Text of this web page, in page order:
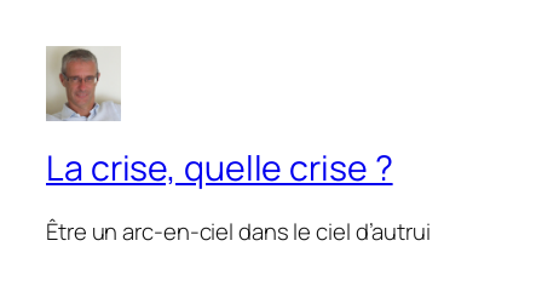
La crise, quelle crise ?
Être un arc-en-ciel dans le ciel d’autrui